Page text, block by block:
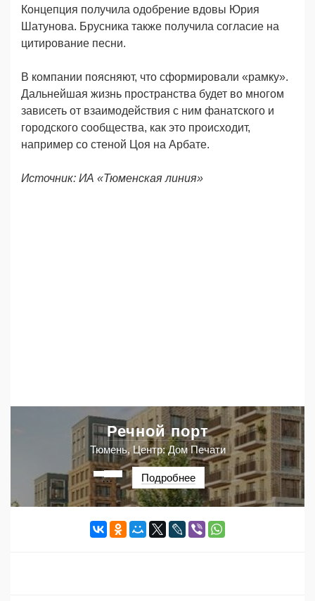
Концепция получила одобрение вдовы Юрия
Шатунова. Брусника также получила согласие на
цитирование песни.
В компании поясняют, что сформировали «рамку».
Дальнейшая жизнь пространства будет во многом
зависеть от взаимодействия с ним фанатского и
городского сообщества, как это происходит,
например со стеной Цоя на Арбате.
Источник: ИА «Тюменская линия»
Речной порт
Тюмень, Центр: Дом Печати
··· Подробнее